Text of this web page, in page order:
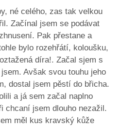
né celého, zas tak velkou
Začínal jsem se podávat
Pak přestane a
bylo rozehřátí, koloušku,
díra!. Začal sjem s
Avšak svou touhu jeho
dostal jsem pěstí do břicha.
a já sem začal naplno
chcaní jsem dlouho nezažil.
měl kus kravský kůže